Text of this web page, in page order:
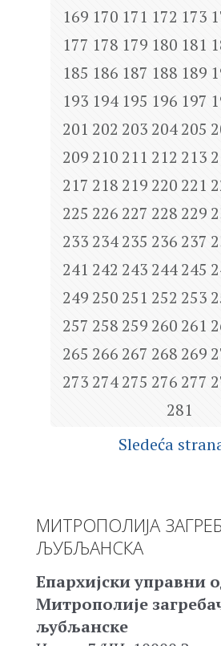
169 170 171 172 173
177 178 179 180 181
185 186 187 188 189
193 194 195 196 197
201 202 203 204205
209 210 211 212 213
217 218 219 220 221
225 226 227 228 229
233 234235 236 237
241 242 243 244245
249 250 251 252 253
257 258 259 260 261
265 266 267 268 269
273 274275 276 277
281
Sledeća
МИТРОПОЛИЈА
ЉУБЉАНСКА
Епархијски управни
Митрополије
љубљанске